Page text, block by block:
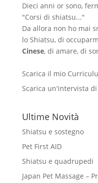
Dieci anni or sono,
"Corsi di shiatsu..."
Da allora non ho mai
lo Shiatsu, di
Cinese, di amare, di
Scarica il mio
Scarica un'intervista
Ultime Novità
Shiatsu e sostegno
Pet First AID
Shiatsu e quadrupedi
Japan Pet Massage –